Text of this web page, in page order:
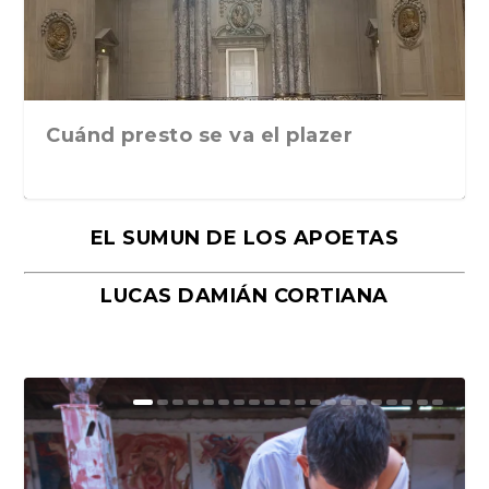
Cuánd presto se va el plazer
EL SUMUN DE LOS APOETAS
LUCAS DAMIÁN CORTIANA